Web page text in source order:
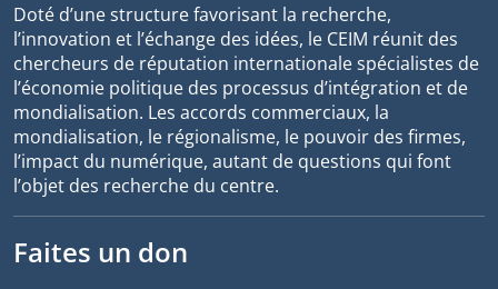
Doté d’une structure favorisant la recherche,
l’innovation et l’échange des idées, le CEIM réunit des
chercheurs de réputation internationale spécialistes de
l’économie politique des processus d’intégration et de
mondialisation. Les accords commerciaux, la
mondialisation, le régionalisme, le pouvoir des firmes,
l’impact du numérique, autant de questions qui font
l’objet des recherche du centre.
Faites un don